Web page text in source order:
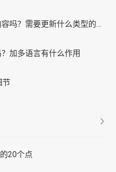
外贸网站有必要定期更新内容吗？需要更新什么类型的内...
加多语言有什么作用
节
20个点